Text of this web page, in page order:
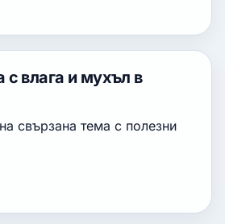
с влага и мухъл в
свързана тема с полезни